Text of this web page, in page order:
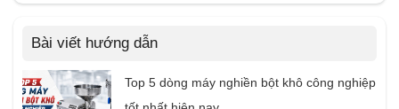
Bài viết hướng dẫn
Top 5 dòng máy nghiền bột khô công nghiệp